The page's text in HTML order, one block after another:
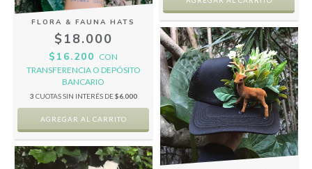
FLORA & FAUNA HATS
$18.000
$16.200 CON
TRANSFERENCIA O DEPÓSITO
BANCARIO
3 CUOTAS SIN INTERÉS DE$6.000